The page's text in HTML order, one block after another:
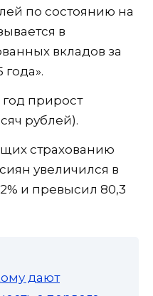
по состоянию на
в
вкладов за
год прирост
рублей).
страхованию
увеличился в
и превысил 80,3
дают